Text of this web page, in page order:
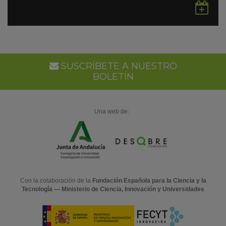
en
SUSCRÍBETE A NUESTRO
BOLETÍN
Una web de:
Con la colaboración de la Fundación Española para la Ciencia y la
Tecnología — Ministerio de Ciencia, Innovación y Universidades